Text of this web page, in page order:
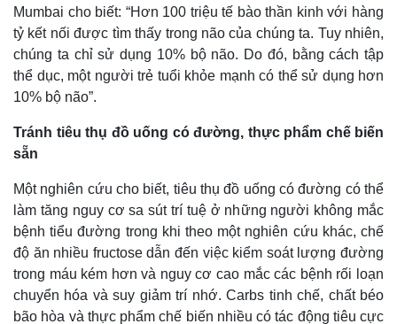
Thế giới
Quan sát
Cuộc sống đó đây
Hồ sơ
Multimedia
Ảnh
E-Magazine
Infographic
Mumbai cho biết: “Hơn 100 triệu tế bào thần kinh với hàng
tỷ kết nối được tìm thấy trong não của chúng ta. Tuy nhiên,
chúng ta chỉ sử dụng 10% bộ não. Do đó, bằng cách tập
thể dục, một người trẻ tuổi khỏe mạnh có thể sử dụng hơn
10% bộ não”.
Tránh tiêu thụ đồ uống có đường, thực phẩm chế biến
sẵn
Một nghiên cứu cho biết, tiêu thụ đồ uống có đường có thể
làm tăng nguy cơ sa sút trí tuệ ở những người không mắc
bệnh tiểu đường trong khi theo một nghiên cứu khác, chế
độ ăn nhiều fructose dẫn đến việc kiểm soát lượng đường
trong máu kém hơn và nguy cơ cao mắc các bệnh rối loạn
chuyển hóa và suy giảm trí nhớ. Carbs tinh chế, chất béo
bão hòa và thực phẩm chế biến nhiều có tác động tiêu cực